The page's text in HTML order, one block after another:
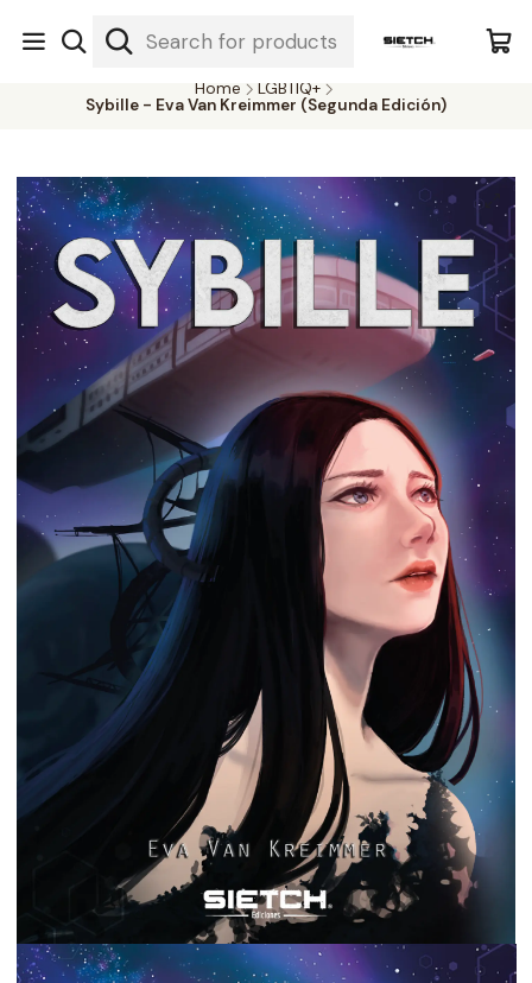
Nuestra librería - Serrano 317 local 3 - Limache.
#SomospartedelSietch
Home
LGBTIQ+
Sybille - Eva Van Kreimmer (Segunda Edición)